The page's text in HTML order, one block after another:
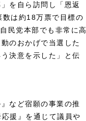
を自ら訪問し「恩返
は約18万票で目標の
民党本部でも非常に高
のおかげで当選した
決意を示した」と伝
など宿願の事業の推
援』を通じて議員や